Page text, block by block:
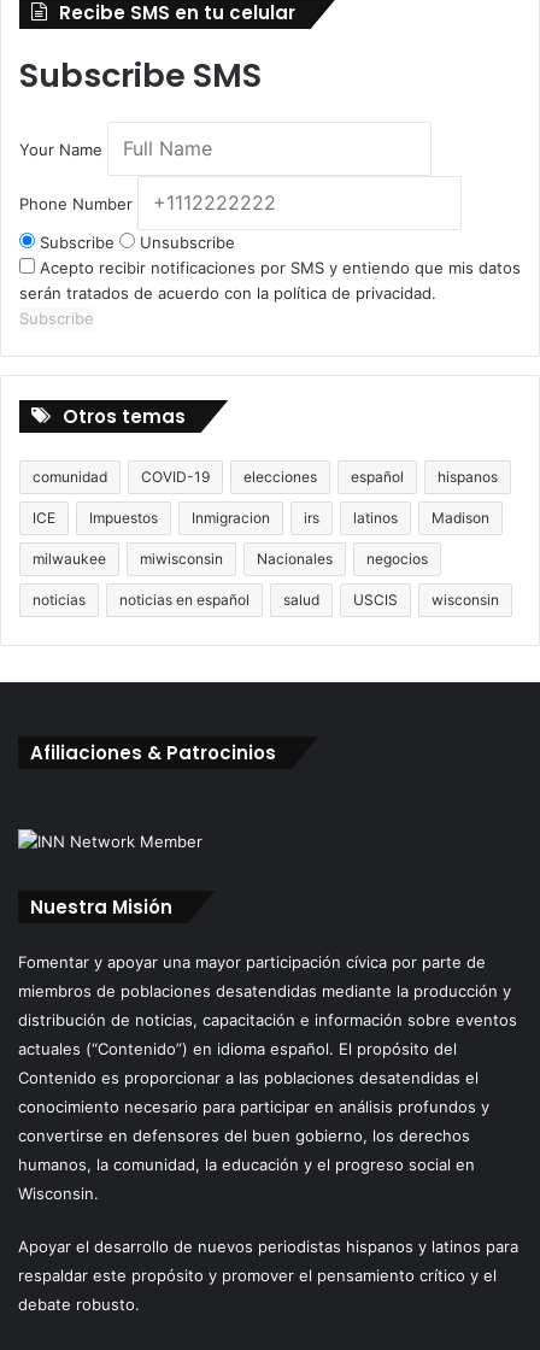
Recibe SMS en tu celular
Subscribe SMS
Your Name
Phone Number
Subscribe
Unsubscribe
Acepto recibir notificaciones por SMS y entiendo que mis datos
serán tratados de acuerdo con la política de privacidad.
Subscribe
Otros temas
comunidad COVID-19 elecciones español hispanos
ICE Impuestos Inmigracion irs latinos Madison
milwaukee miwisconsin Nacionales negocios
noticias noticias en español salud USCIS wisconsin
Afiliaciones & Patrocinios
Nuestra Misión
Fomentar y apoyar una mayor participación cívica por parte de
miembros de poblaciones desatendidas mediante la producción y
distribución de noticias, capacitación e información sobre eventos
actuales (“Contenido”) en idioma español. El propósito del
Contenido es proporcionar a las poblaciones desatendidas el
conocimiento necesario para participar en análisis profundos y
convertirse en defensores del buen gobierno, los derechos
humanos, la comunidad, la educación y el progreso social en
Wisconsin.
Apoyar el desarrollo de nuevos periodistas hispanos y latinos para
respaldar este propósito y promover el pensamiento crítico y el
debate robusto.